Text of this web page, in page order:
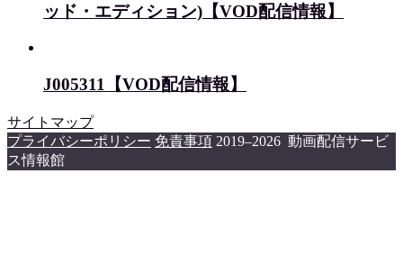
ッド・エディション)【VOD配信情報】
J005311【VOD配信情報】
サイトマップ
プライバシーポリシー 免責事項 2019–2026 動画配信サービ
ス情報館